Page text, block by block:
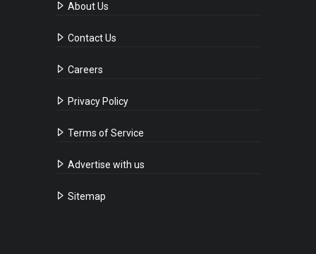
About Us
Contact Us
Careers
Privacy Policy
Terms of Service
Advertise with us
Sitemap